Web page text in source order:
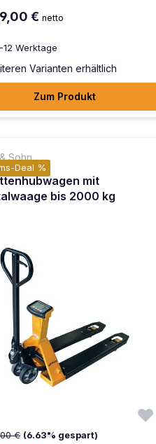
€ netto
12 Werktage
Varianten erhältlich
Zum Produkt
Sohn
Deal %
mit
bis 2000 kg
€ (6.63% gespart)